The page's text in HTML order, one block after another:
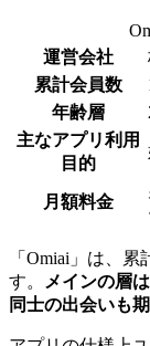
運営会社
累計会員数
年齢層
主なアプリ利用
目的
月額料金
「Omiai」は、
す。
メインの層
同士の出会いも